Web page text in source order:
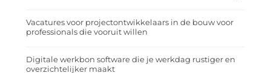
Vacatures voor projectontwikkelaars in de bouw voor
professionals die vooruit willen
Digitale werkbon software die je werkdag rustiger en
overzichtelijker maakt